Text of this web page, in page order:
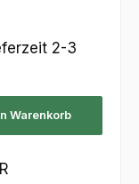
2-3
Warenkorb